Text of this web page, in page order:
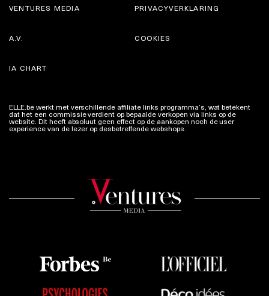
VENTURES MEDIA PRIVACYVERKLARING
A.V.
IA CHART
COOKIES
ELLE.be werkt met verschillende affiliate links programma’s, wat betekent
dat het een commissie verdient op bepaalde verkopen via links op de
website. Dit heeft absoluut geen effect op de aankopen noch de user
experience van de lezer op desbetreffende webshops.